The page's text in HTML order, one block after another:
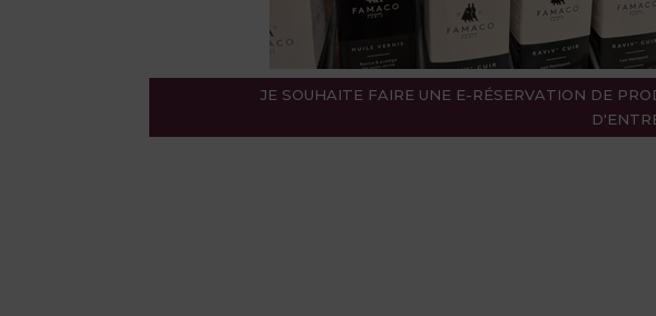
JE SOUHAITE FAIRE UNE E-RÉSERVATION DE